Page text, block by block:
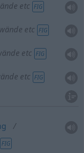
etc FIG
etc FIG
etc FIG
etc FIG
FIG